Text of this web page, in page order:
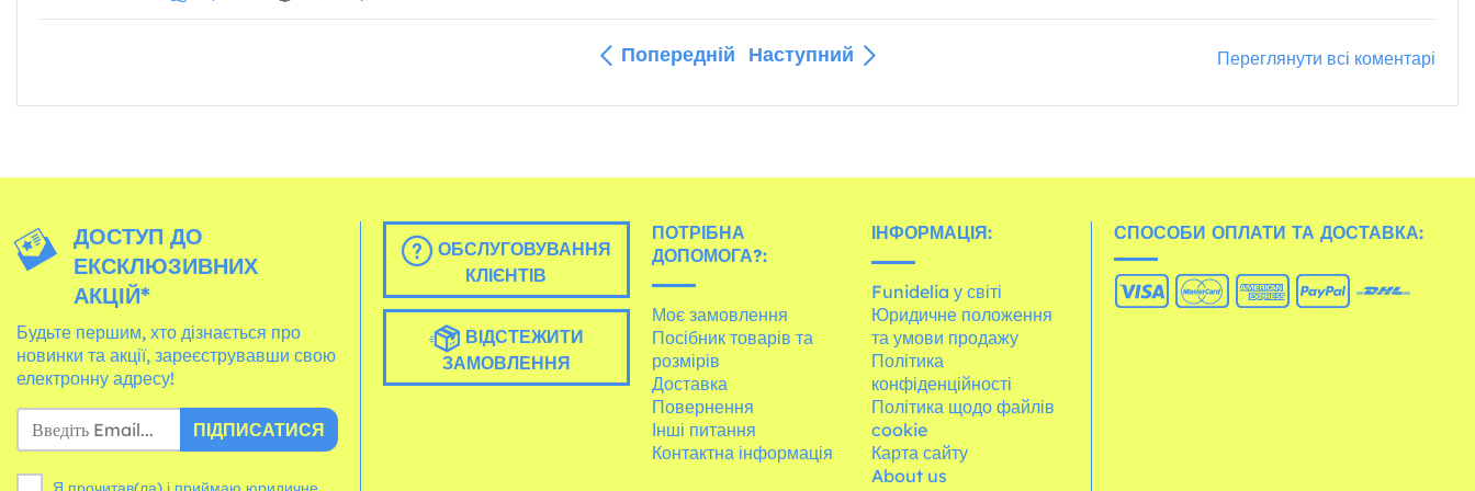
Попередній Наступний Переглянути всі коментарі
ДОСТУП ДО
ЕКСКЛЮЗИВНИХ
АКЦІЙ*
Будьте першим, хто дізнається про
новинки та акції, зареєструвавши свою
електронну адресу!
ПІДПИСАТИСЯ
ОБСЛУГОВУВАННЯ
КЛІЄНТІВ
ВІДСТЕЖИТИ
ЗАМОВЛЕННЯ
ПОТРІБНА
ДОПОМОГА?:
Моє замовлення
Посібник товарів та
розмірів
Доставка
Повернення
Інші питання
Контактна інформація
ІНФОРМАЦІЯ:
Funidelia у світі
Юридичне положення
та умови продажу
Політика
конфіденційності
Політика щодо файлів
cookie
Карта сайту
About us
СПОСОБИ ОПЛАТИ ТА ДОСТАВКА: